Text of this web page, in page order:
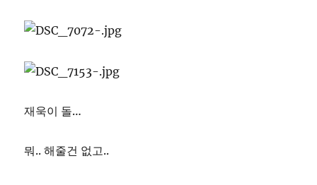
재욱이 돌…
뭐.. 해줄건 없고..